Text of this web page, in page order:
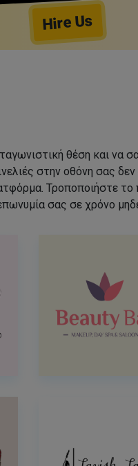
Hire Us
θέση και να
στην οθόνη σας
Τροποποιήστε
σας σε χρόνο